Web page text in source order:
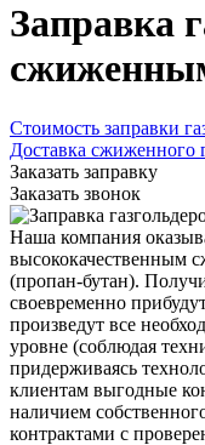
Заправка
Стоимость заправки
Доставка сжиженного
Заказать заправку
Заказать звонок
Наша компания
высококачественным
(пропан-бутан).
своевременно
произведут все
уровне (соблюдая
придерживаясь
клиентам выгодные
наличием
контрактами с